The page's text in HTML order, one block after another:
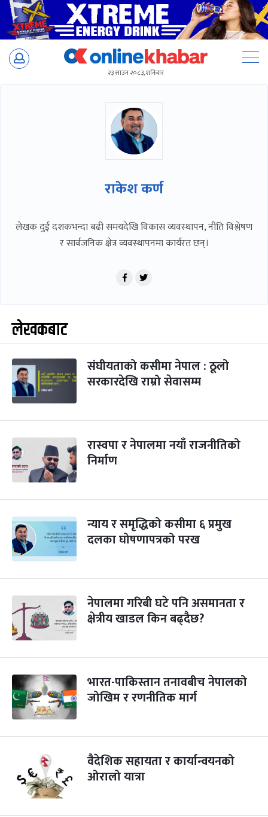
Skip
२३ साउन २०८३, शनिबार
राकेश कर्ण
लेखक दुई दशकभन्दा बढी समयदेखि विकास व्यवस्थापन, नीति विश्लेषण
र सार्वजनिक क्षेत्र व्यवस्थापनमा कार्यरत छन्।
लेखकबाट
संघीयताको कसीमा नेपाल : ठूलो
सरकारदेखि राम्रो सेवासम्म
रास्वपा र नेपालमा नयाँ राजनीतिको
निर्माण
न्याय र समृद्धिको कसीमा ६ प्रमुख
दलका घोषणापत्रको परख
नेपालमा गरिबी घटे पनि असमानता र
क्षेत्रीय खाडल किन बढ्दैछ?
भारत-पाकिस्तान तनावबीच नेपालको
जोखिम र रणनीतिक मार्ग
वैदेशिक सहायता र कार्यान्वयनको
ओरालो यात्रा